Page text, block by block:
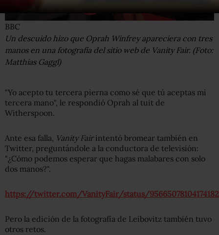
BBC
Un descuido hizo que Oprah Winfrey apareciera con tres
manos en una fotografía del sitio web de Vanity Fair. (Foto:
Matthias Gaggl)
"Yo acepto tu tercera pierna como sé que tú aceptas mi
tercera mano", le respondió Oprah al tuit de
Witherspoon.
Ante esa falla, Vanity Fairintentó bromear también en
Twitter, preguntándole a la conductora de televisión:
"¿Cómo podemos esperar que hagas malabares con solo
dos manos?".
https://twitter.com/VanityFair/status/
Pero la edición de la fotografía de Leibovitz también tuvo
otros retos.